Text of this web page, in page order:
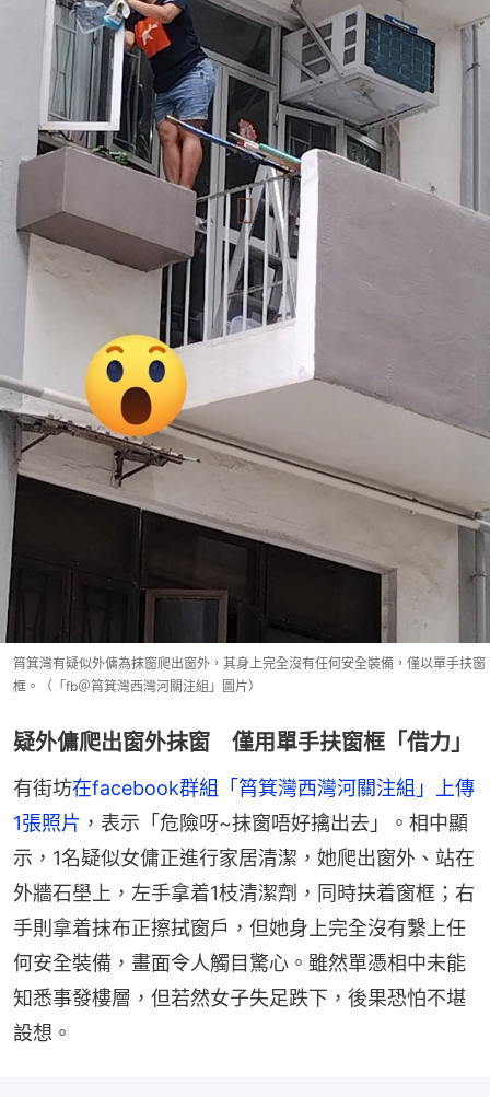
筲箕灣有疑似外傭為抹窗爬出窗外，其身上完全沒有任何安全裝備，僅以單手扶窗
框。（「fb＠筲箕灣西灣河關注組」圖片）
疑外傭爬出窗外抹窗 僅用單手扶窗框「借力」
有街坊在facebook群組「筲箕灣西灣河關注組」上傳
1張照片 ，表示「危險呀~抹窗唔好擒出去」。相中顯
示，1名疑似女傭正進行家居清潔，她爬出窗外、站在
外牆石壆上，左手拿着1枝清潔劑，同時扶着窗框；右
手則拿着抹布正擦拭窗戶，但她身上完全沒有繫上任
何安全裝備，畫面令人觸目驚心。雖然單憑相中未能
知悉事發樓層，但若然女子失足跌下，後果恐怕不堪
設想。